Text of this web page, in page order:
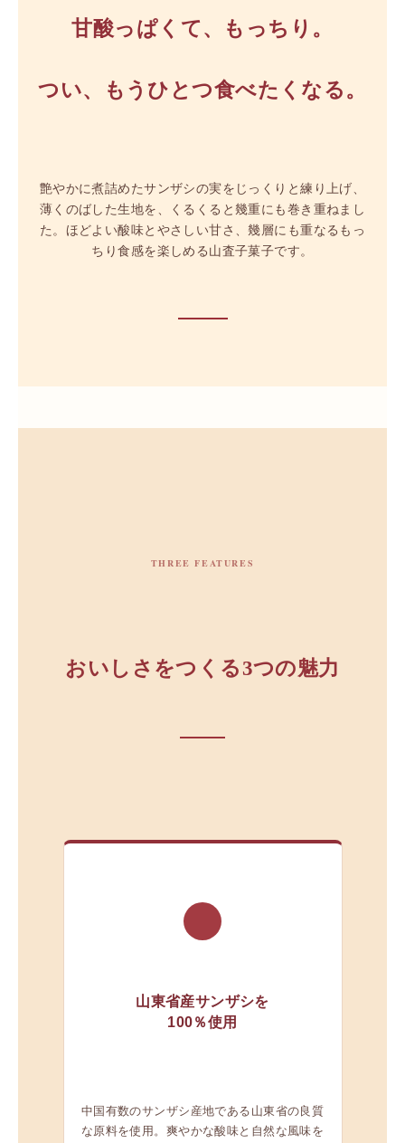
甘酸っぱくて、もっちり。
つい、もうひとつ食べたくなる。
艶やかに煮詰めたサンザシの実をじっくりと練り上げ、
薄くのばした生地を、くるくると幾重にも巻き重ねまし
た。ほどよい酸味とやさしい甘さ、幾層にも重なるもっ
ちり食感を楽しめる山査子菓子です。
THREE FEATURES
おいしさをつくる3つの魅力
山東省産サンザシを
100％使用
中国有数のサンザシ産地である山東省の良質
な原料を使用。爽やかな酸味と自然な風味を